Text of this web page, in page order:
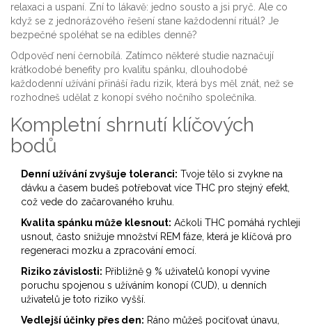
relaxaci a uspaní . Zní to lákavě: jedno sousto a jsi pryč. Ale co
když se z jednorázového řešení stane každodenní rituál? Je
bezpečné spoléhat se na edibles denně?
Odpověď není černobílá. Zatímco některé studie naznačují
krátkodobé benefity pro kvalitu spánku, dlouhodobé
každodenní užívání přináší řadu rizik, která bys měl znát, než se
rozhodneš udělat z konopí svého nočního společníka.
Kompletní shrnutí klíčových
bodů
Denní užívání zvyšuje toleranci: Tvoje tělo si zvykne na
dávku a časem budeš potřebovat více THC pro stejný efekt,
což vede do začarovaného kruhu.
Kvalita spánku může klesnout: Ačkoli THC pomáhá rychleji
usnout, často snižuje množství REM fáze, která je klíčová pro
regeneraci mozku a zpracování emocí.
Riziko závislosti: Přibližně 9 % uživatelů konopí vyvine
poruchu spojenou s užíváním konopí (CUD), u denních
uživatelů je toto riziko vyšší.
Vedlejší účinky přes den: Ráno můžeš pociťovat únavu,